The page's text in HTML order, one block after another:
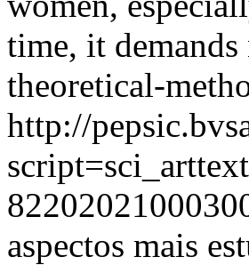
time, it
theoretical-
http://
aspectos mais